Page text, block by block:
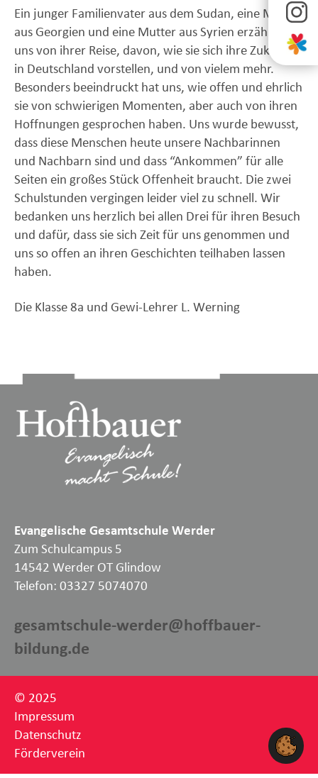
Ein junger Familienvater aus dem Sudan, eine Mutter
aus Georgien und eine Mutter aus Syrien erzählten
uns von ihrer Reise, davon, wie sie sich ihre Zukunft
in Deutschland vorstellen, und von vielem mehr.
Besonders beeindruckt hat uns, wie offen und ehrlich
sie von schwierigen Momenten, aber auch von ihren
Hoffnungen gesprochen haben. Uns wurde bewusst,
dass diese Menschen heute unsere Nachbarinnen
und Nachbarn sind und dass “Ankommen” für alle
Seiten ein großes Stück Offenheit braucht. Die zwei
Schulstunden vergingen leider viel zu schnell. Wir
bedanken uns herzlich bei allen Drei für ihren Besuch
und dafür, dass sie sich Zeit für uns genommen und
uns so offen an ihren Geschichten teilhaben lassen
haben.
Die Klasse 8a und Gewi-Lehrer L. Werning
Evangelische Gesamtschule Werder
Zum Schulcampus 5
14542 Werder OT Glindow
Telefon: 03327 5074070
gesamtschule-werder@hoffbauer-
bildung.de
© 2025
Impressum
Datenschutz
Förderverein